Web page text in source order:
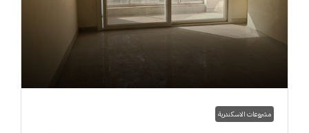
مشروعات الاسكندرية